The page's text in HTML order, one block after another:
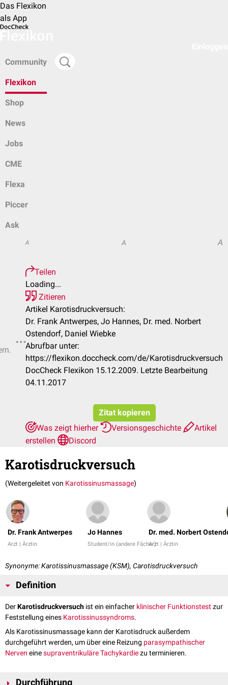
Das Flexikon
als App
Community
Flexikon
Shop
News
Jobs
CME
Flexa
Piccer
Ask
A A A
Teilen
Loading...
Zitieren
Artikel Karotisdruckversuch:
Dr. Frank Antwerpes, Jo Hannes, Dr. med. Norbert
Ostendorf, Daniel Wiebke
Abrufbar unter:
https://flexikon.doccheck.com/de/Karotisdruckversuch
DocCheck Flexikon 15.12.2009. Letzte Bearbeitung
04.11.2017
Zitat kopieren
Was zeigt hierher
Versionsgeschichte
Artikel
erstellen
Discord
Karotisdruckversuch
(Weitergeleitet von Karotissinusmassage)
Dr. Frank Antwerpes
Arzt | Ärztin
Jo Hannes
Student/in (andere Fächer)
Dr. med. Norbert
Arzt | Ärztin
Synonyme: Karotissinusmassage (KSM), Carotisdruckversuch
Definition
DerKarotisdruckversuch ist ein einfacher klinischer Funktionstestzur
Feststellung eines Karotissinussyndroms.
Als Karotissinusmassage kann der Karotisdruck außerdem
durchgeführt werden, um über eine Reizung parasympathischer
Nerven einesupraventrikuläre Tachykardiezu terminieren.
Durchführung